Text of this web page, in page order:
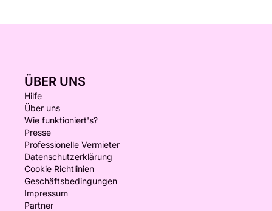
ÜBER UNS
Hilfe
Über uns
Wie funktioniert's?
Presse
Professionelle Vermieter
Datenschutzerklärung
Cookie Richtlinien
Geschäftsbedingungen
Impressum
Partner